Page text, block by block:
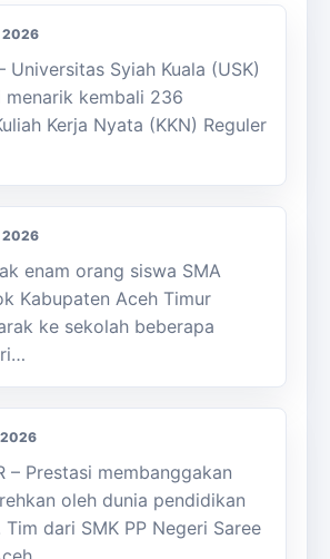
2026
Universitas Syiah Kuala (USK)
menarik kembali 236
Kerja Nyata (KKN) Reguler
ke Sekolah, Enam Siswa
Butuh Sepeda
2026
enam orang siswa SMA
Kabupaten Aceh Timur
ke sekolah beberapa
Siswa SMK PPN Saree
Nasional 2026
– Prestasi membanggakan
oleh dunia pendidikan
dari SMK PP Negeri Saree